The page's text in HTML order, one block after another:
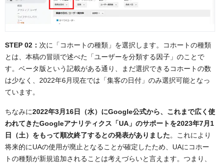
STEP 02： 次に「コホートの種類」を選択します。コホートの種類
とは、本稿の冒頭で述べた「ユーザーを分類する因子」のことで
す。ベータ版という記載がある通り、まだ選択できるコホートの数
は少なく、2022年6月現在では「集客の日付」のみ選択可能となっ
ています。
ちなみに2022年3月16日（水）にGoogle公式から、これまで広く使
われてきたGoogleアナリティクス「UA」のサポートを2023年7月1
日（土）をもって順次終了するとの発表がありました。これにより
将来的にUAの使用が廃止となることが確定したため、UAにコホー
トの種類が新規追加されることは考えづらいと言えます。つまり、